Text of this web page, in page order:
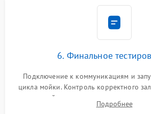
6. Финальное
Подключение к коммуникациям и
цикла мойки. Контроль корректного
до нужной температуры, отсутствия
штатного слива и абсолютной
Подробнее